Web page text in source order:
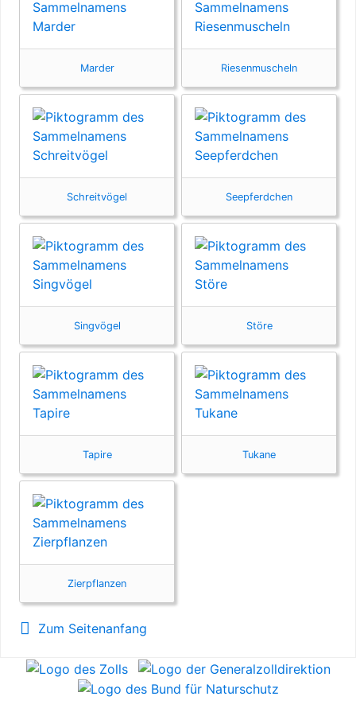
Marder Riesenmuscheln
Schreitvögel Seepferdchen
Singvögel Störe
Tapire Tukane
Zierpflanzen
Zum Seitenanfang